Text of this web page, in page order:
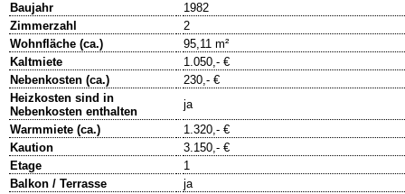
Baujahr
1982
Zimmerzahl
2
Wohnfläche (ca.)
95,11 m²
Kaltmiete
1.050,- €
Nebenkosten (ca.)
230,- €
Heizkosten sind in
Nebenkosten enthalten
ja
Warmmiete (ca.)
1.320,- €
Kaution
3.150,- €
Etage
1
Balkon / Terrasse
ja